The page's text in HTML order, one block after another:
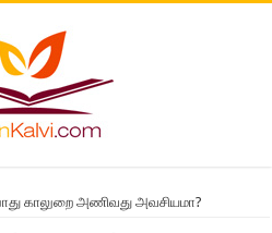
காலுறை அணிவது அவசியமா?